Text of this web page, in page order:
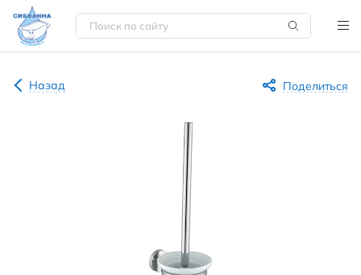
Назад Поделиться